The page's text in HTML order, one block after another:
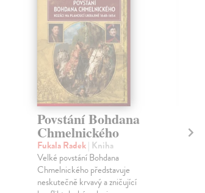
Povstání Bohdana
Chmelnického
Fukala Radek| Kniha
Velké povstání Bohdana
Chmelnického představuje
neskutečně krvavý a zničující